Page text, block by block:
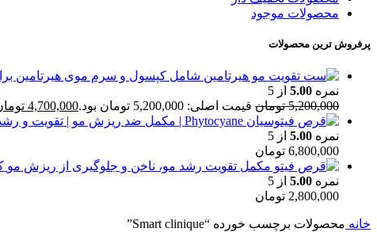
محصولات موجود
پرفروش ترین محصولات
نمره 5.00 از 5
5,200,000 تومان قیمت اصلی: 5,200,000 تومان بود. 4,700,000
نمره 5.00 از 5
6,800,000 تومان
نمره 5.00 از 5
2,800,000 تومان
خانه محصولات برچسب خورده “Smart clinique”